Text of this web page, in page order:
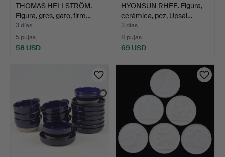
THOMAS HELLSTRÖM.
Figura, gres, gato, firm…
3 días
5 pujas
58 USD
HYONSUN RHEE. Figura,
cerámica, pez, Upsal…
3 días
8 pujas
69 USD